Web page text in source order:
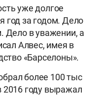
уже долгое
год за годом. Дело
Дело в уважении, а
Алвес, имея в
«Барселоны».
более 100 тыс
году выражал